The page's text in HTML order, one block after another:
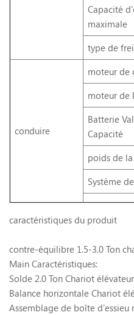
Capacité
maximale
type de
conduire
moteur de
moteur de
Batterie
Capacité
poids de
Système
caractéristiques du produit
contre-équilibre 1.5-3.0 Ton
Main Caractéristiques:
Solde 2.0 Ton Chariot
Balance horizontale Chariot
Assemblage de boîte